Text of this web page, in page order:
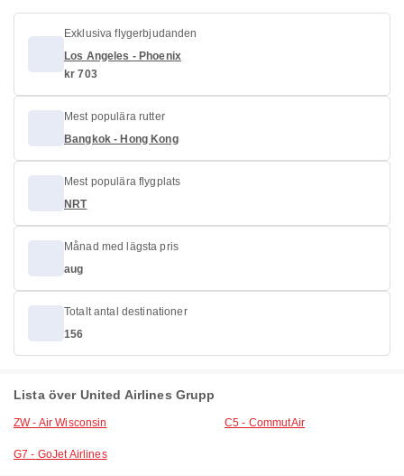
Exklusiva flygerbjudanden
Los Angeles - Phoenix
kr 703
Mest populära rutter
Bangkok - Hong Kong
Mest populära flygplats
NRT
Månad med lägsta pris
aug
Totalt antal destinationer
156
Lista över United Airlines Grupp
ZW - Air Wisconsin C5 - CommutAir
G7 - GoJet Airlines